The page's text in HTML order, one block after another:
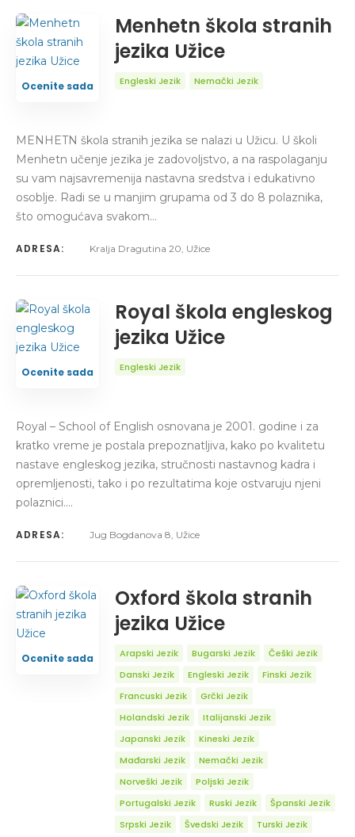
Ocenite sada
Menhetn škola stranih
jezika Užice
Engleski Jezik Nemački Jezik
MENHETN škola stranih jezika se nalazi u Užicu. U školi
Menhetn učenje jezika je zadovoljstvo, a na raspolaganju
su vam najsavremenija nastavna sredstva i edukativno
osoblje. Radi se u manjim grupama od 3 do 8 polaznika,
što omogućava svakom…
ADRESA: Kralja Dragutina 20, Užice
Ocenite sada
Royal škola engleskog
jezika Užice
Engleski Jezik
Royal – School of English osnovana je 2001. godine i za
kratko vreme je postala prepoznatljiva, kako po kvalitetu
nastave engleskog jezika, stručnosti nastavnog kadra i
opremljenosti, tako i po rezultatima koje ostvaruju njeni
polaznici.…
ADRESA: Jug Bogdanova 8, Užice
Ocenite sada
Oxford škola stranih
jezika Užice
Arapski Jezik Bugarski Jezik
Češki Jezik
Danski Jezik
Engleski Jezik
Finski Jezik
Francuski Jezik
Grčki Jezik
Holandski Jezik
Italijanski Jezik
Japanski Jezik
Kineski Jezik
Mađarski Jezik
Nemački Jezik
Norveški Jezik
Poljski Jezik
Portugalski Jezik
Ruski Jezik
Španski Jezik
Srpski Jezik
Švedski Jezik Turski Jezik